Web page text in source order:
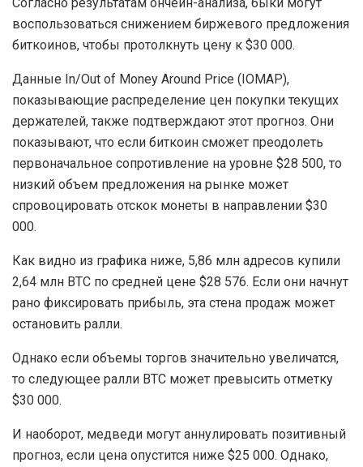
воспользоваться снижением биржевого предложения
биткоинов, чтобы протолкнуть цену к $30 000.
Данные In/Out of Money Around Price (IOMAP),
показывающие распределение цен покупки текущих
держателей, также подтверждают этот прогноз. Они
показывают, что если биткоин сможет преодолеть
первоначальное сопротивление на уровне $28 500, то
низкий объем предложения на рынке может
спровоцировать отскок монеты в направлении $30
000.
Как видно из графика ниже, 5,86 млн адресов купили
2,64 млн BTC по средней цене $28 576. Если они начнут
рано фиксировать прибыль, эта стена продаж может
остановить ралли.
Однако если объемы торгов значительно увеличатся,
то следующее ралли BTC может превысить отметку
$30 000.
И наоборот, медведи могут аннулировать позитивный
прогноз, если цена опустится ниже $25 000. Однако,